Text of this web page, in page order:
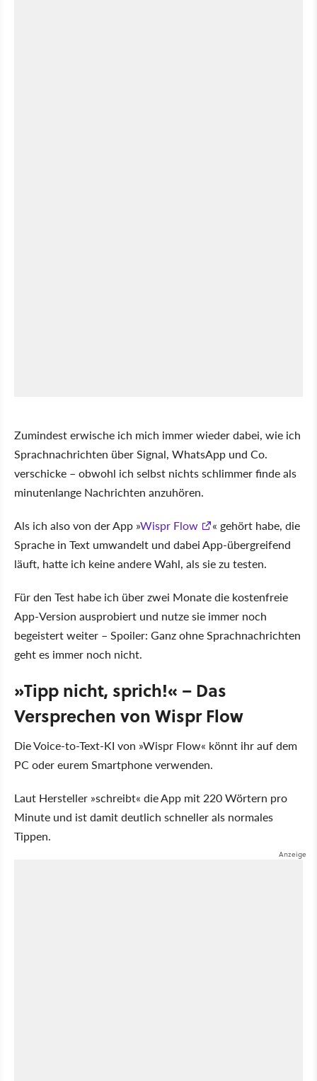
Zumindest erwische ich mich immer wieder dabei, wie ich
Sprachnachrichten über Signal, WhatsApp und Co.
verschicke – obwohl ich selbst nichts schlimmer finde als
minutenlange Nachrichten anzuhören.
Als ich also von der App »Wispr Flow
« gehört habe, die
Sprache in Text umwandelt und dabei App-übergreifend
läuft, hatte ich keine andere Wahl, als sie zu testen.
Für den Test habe ich über zwei Monate die kostenfreie
App-Version ausprobiert und nutze sie immer noch
begeistert weiter – Spoiler: Ganz ohne Sprachnachrichten
geht es immer noch nicht.
»Tipp nicht, sprich!« – Das
Versprechen von Wispr Flow
Die Voice-to-Text-KI von Wispr Flow könnt ihr auf dem
PC oder eurem Smartphone verwenden.
Laut Hersteller »schreibt« die App mit 220 Wörtern pro
Minute und ist damit deutlich schneller als normales
Tippen.